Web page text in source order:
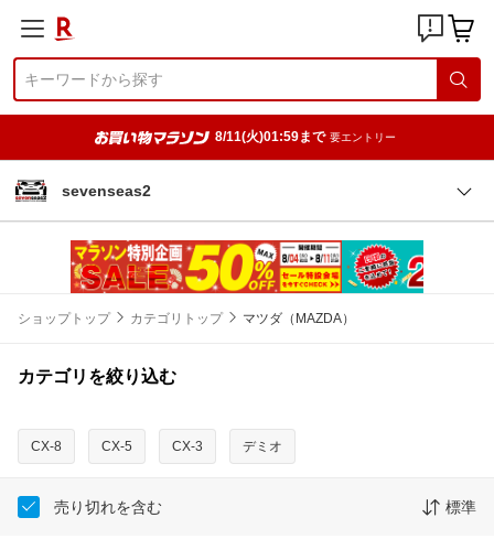
8/11(火)01:59まで 要エントリー
sevenseas2
ショップトップ カテゴリトップ マツダ（MAZDA）
カテゴリを絞り込む
CX-8 CX-5 CX-3 デミオ
売り切れを含む 標準